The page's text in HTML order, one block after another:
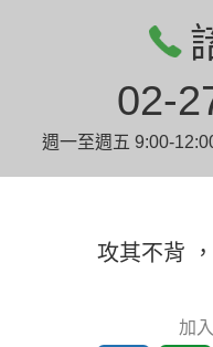
02-
週一至週五 9:00-
攻其不背
加